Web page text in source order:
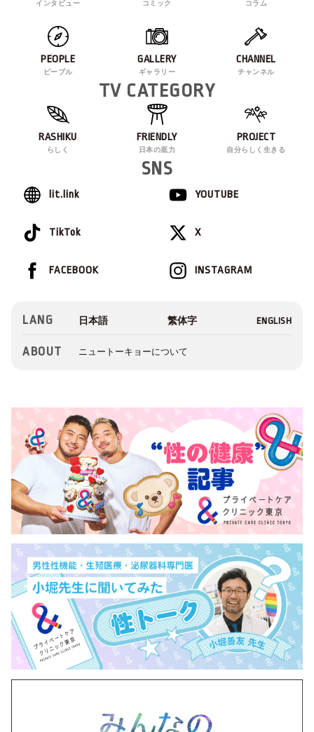
インタビュー コミック コラム
PEOPLE
ピープル
GALLERY
ギャラリー
CHANNEL
チャンネル
TV CATEGORY
RASHIKU
らしく
FRIENDLY
日本の底力
PROJECT
自分らしく生きる
SNS
lit.link YOUTUBE
TikTok X
INSTAGRAM
FACEBOOK
LANG
ABOUT ニュートーキョーについて